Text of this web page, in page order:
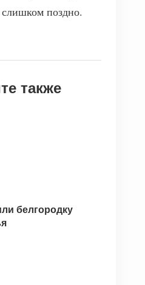
поздно.
также
белгородку